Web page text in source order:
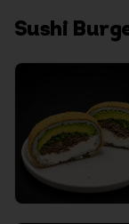
Sushi